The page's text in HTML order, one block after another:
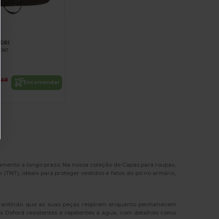
Encomendar
a longo prazo. Na nossa coleção de Capas para roupas,
ideais para proteger vestidos e fatos do pó no armário,
que as suas peças respirem enquanto permanecem
Oxford resistentes e repelentes à água, com detalhes como